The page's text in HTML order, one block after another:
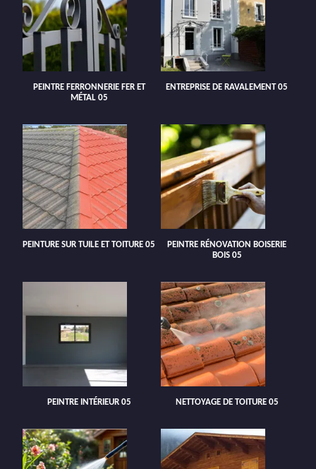
PEINTRE FERRONNERIE FER ET
MÉTAL 05
ENTREPRISE DE RAVALEMENT 05
PEINTURE SUR TUILE ET TOITURE 05
PEINTRE RÉNOVATION BOISERIE
BOIS 05
PEINTRE INTÉRIEUR 05 NETTOYAGE DE TOITURE 05